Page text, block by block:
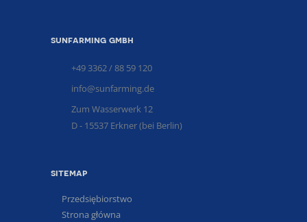
sunfarming gmbh
+49 3362 / 88 59 120
info@sunfarming.de
Zum Wasserwerk 12
D - 15537 Erkner (bei Berlin)
sitemap
Przedsiębiorstwo
Strona główna